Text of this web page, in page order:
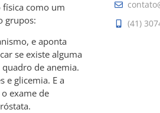
física como um
grupos:
e aponta
se existe alguma
de anemia.
e glicemia. E a
exame de
(41)